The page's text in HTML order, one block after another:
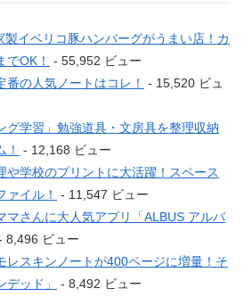
イベリコ豚ハンバーグがうまい店！カ
でOK！
- 55,952 ビュー
番の人気ノートはコレ！
- 15,520 ビュ
グ学習」勉強道具・文房具を整理収納
！
- 12,168 ビュー
や学校のプリントに大活躍！スペース
ァイル！
- 11,547 ビュー
マさんに大人気アプリ「ALBUS アルバ
8,496 ビュー
レスキンノートが400ページに増量！そ
ッド」
- 8,492 ビュー